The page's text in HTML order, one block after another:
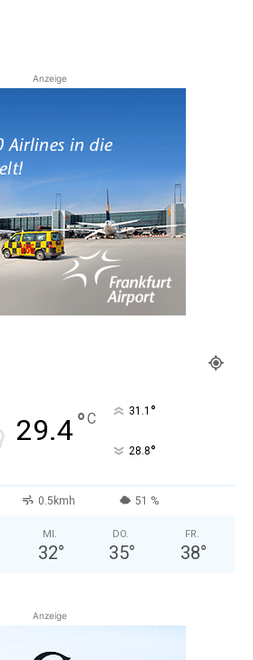
Anzeige
29.4°C 31.1 °
28.8°
0.5kmh 51 %
MI.
32°
DO.
35°
FR.
38°
Anzeige